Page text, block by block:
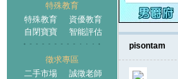
特殊教育
特殊教育
資優教育
自閉寶寶
智能評估
徵求專區
二手市場
誠徵老師
pisontam